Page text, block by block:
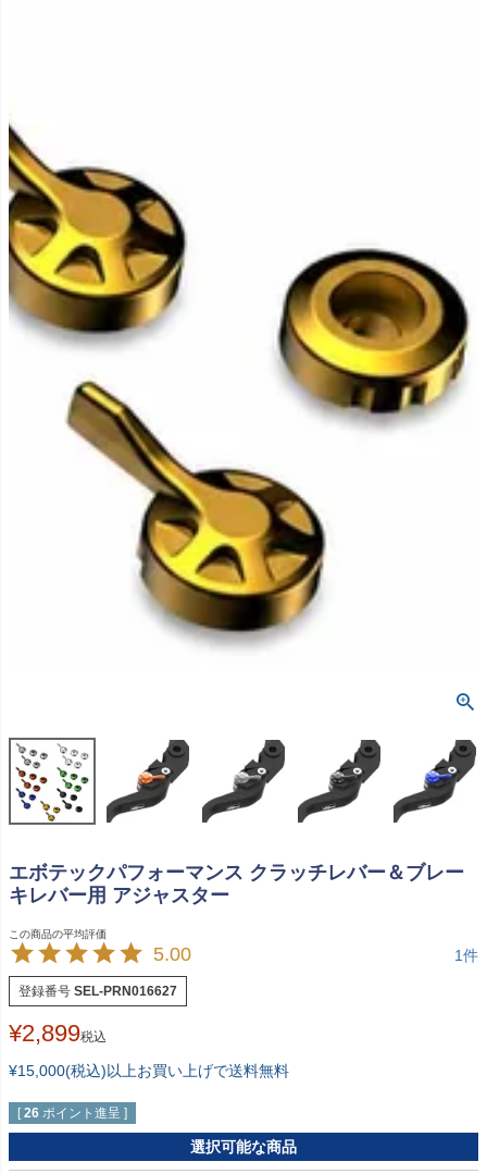
エボテックパフォーマンス クラッチレバー＆ブレー
キレバー用 アジャスター
5.00 1
登録番号 SEL-PRN016627
¥2,899税込
¥15,000(税込)以上お買い上げで送料無料
[ 26 ポイント進呈 ]
選択可能な商品